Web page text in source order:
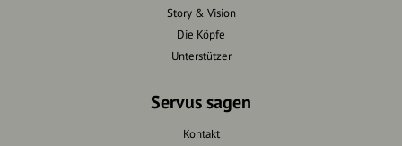
Story & Vision
Die Köpfe
Unterstützer
Servus sagen
Kontakt